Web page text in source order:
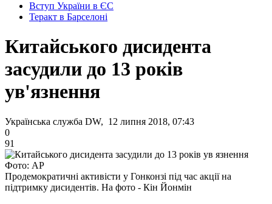
Вступ України в ЄС
Теракт в Барселоні
Китайського дисидента
засудили до 13 років
ув'язнення
Українська служба DW, 12 липня 2018, 07:43
0
91
Фото: АР
Продемократичні активісти у Гонконзі під час акції на
підтримку дисидентів. На фото - Кін Йонмін